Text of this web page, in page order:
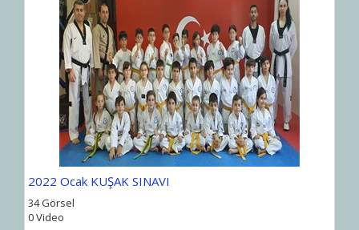
2022 Ocak KUŞAK SINAVI
34 Görsel
0 Video